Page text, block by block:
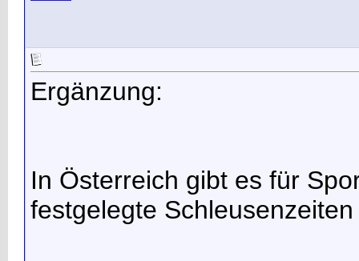
Ergänzung:
In Österreich gibt es für
festgelegte Schleusenzeiten